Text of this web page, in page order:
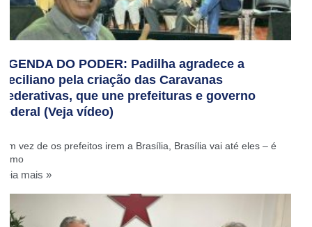
AGENDA DO PODER: Padilha agradece a
Ceciliano pela criação das Caravanas
Federativas, que une prefeituras e governo
federal (Veja vídeo)
‘Em vez de os prefeitos irem a Brasília, Brasília vai até eles – é
como
Leia mais »